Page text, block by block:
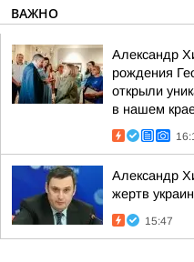
ВАЖНО
Александр
рождения
открыли
в нашем
Александр
жертв
15:47